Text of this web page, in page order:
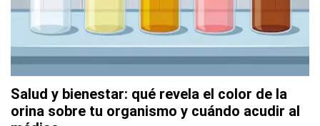
Salud y bienestar: qué revela el color de la
orina sobre tu organismo y cuándo acudir al